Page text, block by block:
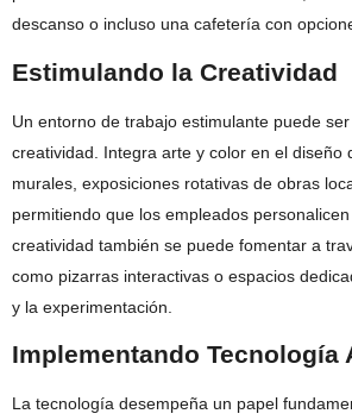
descanso o incluso una cafetería con
Estimulando la Creatividad
Un entorno de trabajo estimulante puede
creatividad. Integra arte y color en el diseño
murales, exposiciones rotativas de obras
permitiendo que los empleados
creatividad también se puede fomentar a
como pizarras interactivas o espacios
y la experimentación.
Implementando Tecnología
La tecnología desempeña un papel